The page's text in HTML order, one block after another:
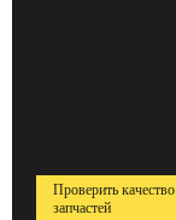
Проверить качество
запчастей